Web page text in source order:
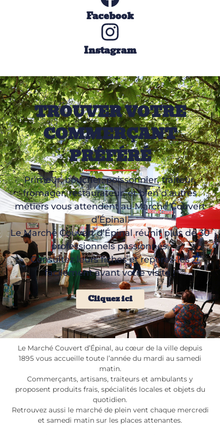
Facebook
Instagram
TROUVER VOTRE
COMMERÇANT
PRÉFÉRÉ
Primeur, boucher, poissonnier, traiteur,
fromager, restaurateur, et bien d’autres
métiers vous attendent au Marché Couvert
d’Épinal.
Le Marché Couvert d’Épinal réunit plus de 30
professionnels passionnés.
Consultez leurs fiches et repérez-les
facilement avant votre visite !
Cliquez ici
Le Marché Couvert d’Épinal, au cœur de la ville depuis
1895 vous accueille toute l’année du mardi au samedi
matin.
Commerçants, artisans, traiteurs et ambulants y
proposent produits frais, spécialités locales et objets du
quotidien.
Retrouvez aussi le marché de plein vent chaque mercredi
et samedi matin sur les places attenantes.